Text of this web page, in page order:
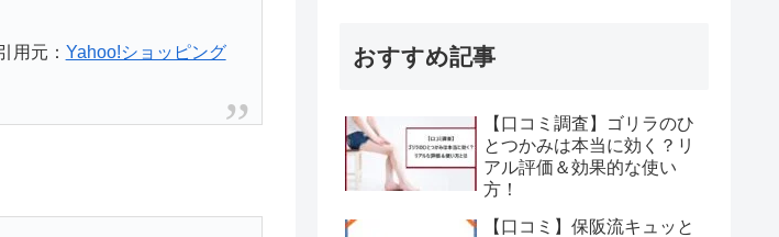
用元： Yahoo!ショッピング おすすめ記事
【口コミ調査】ゴリラのひ
とつかみは本当に効く？リ
アル評価＆効果的な使い
方！
【口コミ】保阪流キュッと